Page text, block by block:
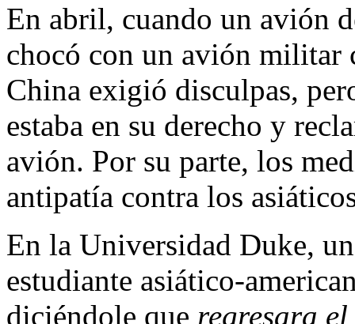
En abril, cuando un avión
chocó con un avión
China exigió disculpas,
estaba en su derecho y
avión. Por su parte, los
antipatía contra los
En la Universidad Duke,
estudiante asiático-
diciéndole que regresara